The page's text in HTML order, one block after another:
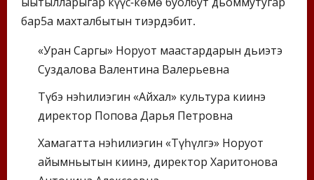
бар5а махталбытын тиэрдэбит.
«Уран Саргы» Норуот маастардарын дьиэтэ
Суздалова Валентина Валерьевна
Түбэ нэһилиэгин «Айхал» культура киинэ
директор Попова Дарья Петровна
Хамагатта нэһилиэгин «Түһүлгэ» Норуот
айымньытын киинэ, директор Харитонова